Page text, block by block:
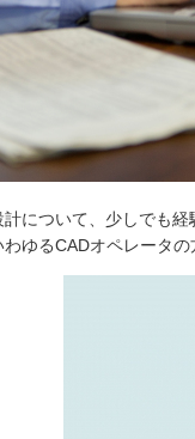
計について、少しでも
ゆるCADオペレータ